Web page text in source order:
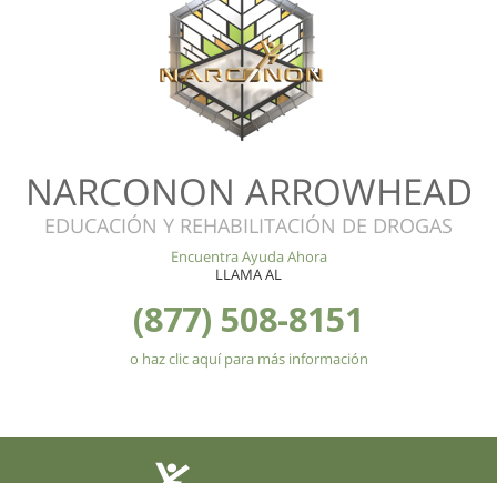
NARCONON ARROWHEAD
EDUCACIÓN Y REHABILITACIÓN DE DROGAS
Encuentra Ayuda Ahora
LLAMA AL
(877) 508-8151
o haz clic aquí para más información